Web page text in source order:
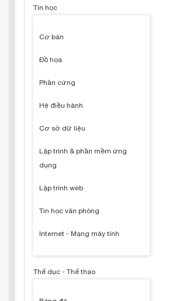
Tin học
Cơ bản
Đồ họa
Phần cứng
Hệ điều hành
Cơ sở dữ liệu
Lập trình & phần mềm ứng
dụng
Lập trình web
Tin học văn phòng
Internet - Mạng máy tính
Thể dục - Thể thao